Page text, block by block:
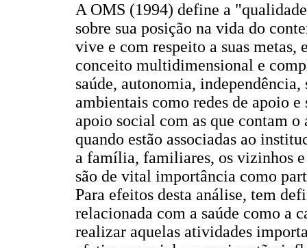
A OMS (1994) define a
sobre sua posição na vida do
vive e com respeito a suas metas,
conceito multidimensional e
saúde, autonomia,
ambientais como redes de apoio
apoio social com as que contam
quando estão associadas ao
a família, familiares, os vizinhos
são de vital importância como
Para efeitos desta análise, tem
relacionada com a saúde como a
realizar aquelas atividades